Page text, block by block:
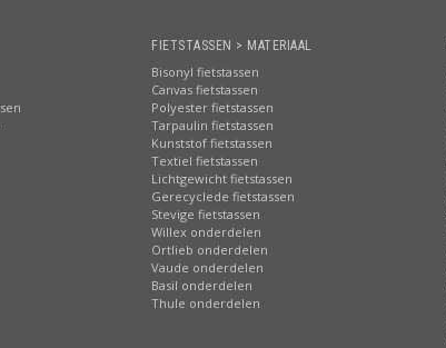
FIETSTASSEN > MATERIAAL
Bisonyl fietstassen
Canvas fietstassen
Polyester fietstassen
Tarpaulin fietstassen
Kunststof fietstassen
Textiel fietstassen
Lichtgewicht fietstassen
Gerecyclede fietstassen
Stevige fietstassen
Willex onderdelen
Ortlieb onderdelen
Vaude onderdelen
Basil onderdelen
Thule onderdelen